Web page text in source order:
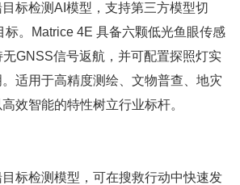
标检测AI模型，支持第三方模型切
标。Matrice 4E 具备六颗低光鱼眼传感
GNSS信号返航，并可配置探照灯实
适用于高精度测绘、文物普查、地灾
效智能的特性树立行业标杆。
标检测模型，可在搜救行动中快速发